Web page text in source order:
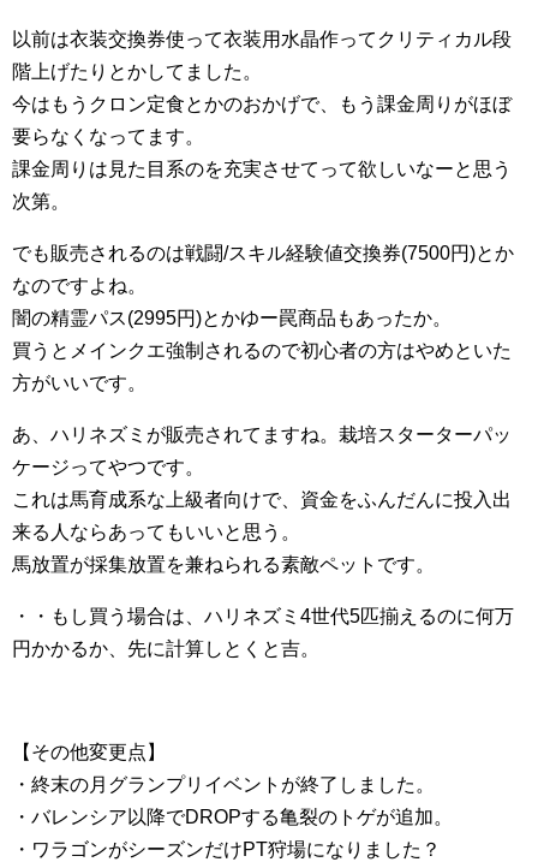
以前は衣装交換券使って衣装用水晶作ってクリティカル段
階上げたりとかしてました。
今はもうクロン定食とかのおかげで、もう課金周りがほぼ
要らなくなってます。
課金周りは見た目系のを充実させてって欲しいなーと思う
次第。
でも販売されるのは戦闘/スキル経験値交換券(7500円)とか
なのですよね。
闇の精霊パス(2995円)とかゆー罠商品もあったか。
買うとメインクエ強制されるので初心者の方はやめといた
方がいいです。
あ、ハリネズミが販売されてますね。栽培スターターパッ
ケージってやつです。
これは馬育成系な上級者向けで、資金をふんだんに投入出
来る人ならあってもいいと思う。
馬放置が採集放置を兼ねられる素敵ペットです。
・・もし買う場合は、ハリネズミ4世代5匹揃えるのに何万
円かかるか、先に計算しとくと吉。
【その他変更点】
・終末の月グランプリイベントが終了しました。
・バレンシア以降でDROPする亀裂のトゲが追加。
・ワラゴンがシーズンだけPT狩場になりました？